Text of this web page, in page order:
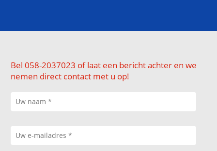
Bel 058-2037023 of laat een bericht achter en we
nemen direct contact met u op!